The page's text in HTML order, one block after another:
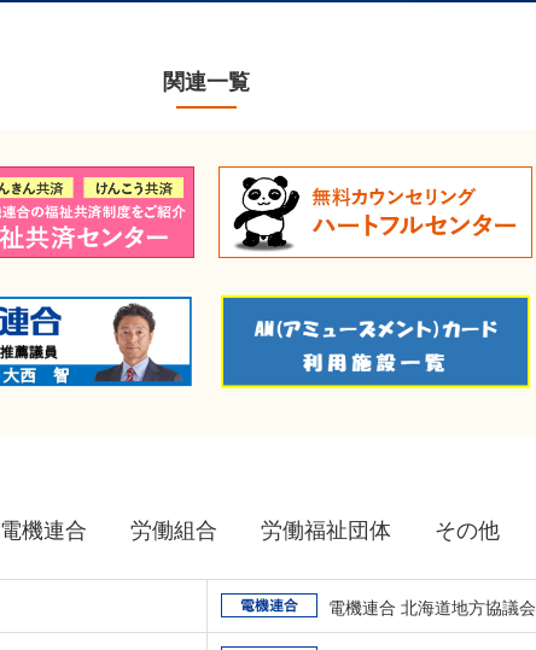
関連一覧
電機連合 労働組合 労働福祉団体 その他
電機連合 北海道地方協議会